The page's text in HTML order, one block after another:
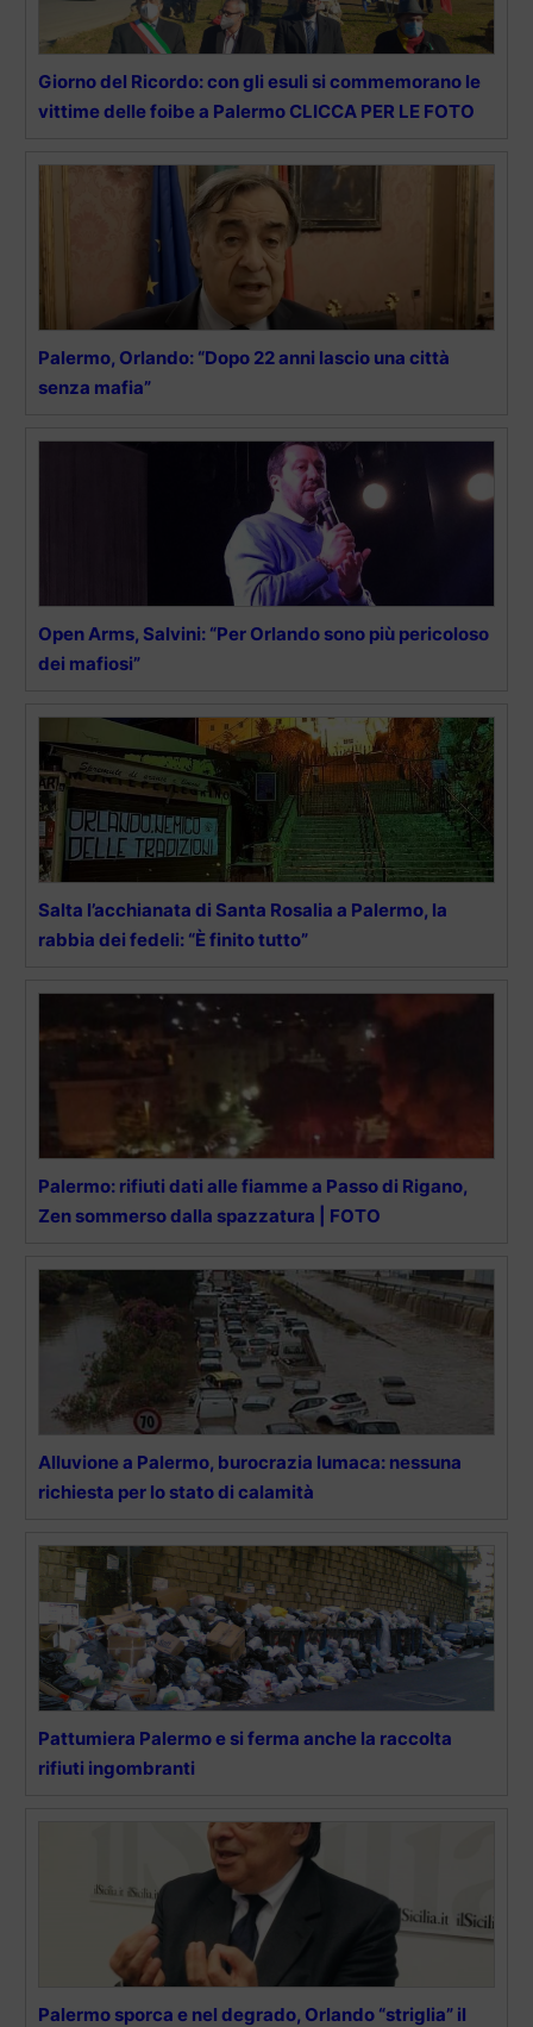
Giorno del Ricordo: con gli esuli si commemorano le
vittime delle foibe a Palermo CLICCA PER LE FOTO
Palermo, Orlando: “Dopo 22 anni lascio una città
senza mafia”
Open Arms, Salvini: “Per Orlando sono più pericoloso
dei mafiosi”
Salta l’acchianata di Santa Rosalia a Palermo, la
rabbia dei fedeli: “È finito tutto”
Palermo: rifiuti dati alle fiamme a Passo di Rigano,
Zen sommerso dalla spazzatura | FOTO
Alluvione a Palermo, burocrazia lumaca: nessuna
richiesta per lo stato di calamità
Pattumiera Palermo e si ferma anche la raccolta
rifiuti ingombranti
Palermo sporca e nel degrado, Orlando “striglia” il